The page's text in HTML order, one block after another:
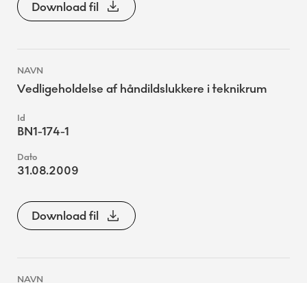
Download fil
Vedligeholdelse af håndildslukkere i teknikrum
BN1-174-1
31.08.2009
Download fil